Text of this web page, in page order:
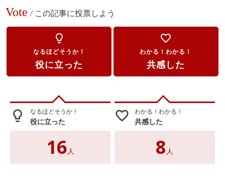
Vote / この記事に投票しよう
lightbulb_outline
なるほどそうか！
役に立った
favorite_border
わかる！わかる！
共感した
lightbulb_outline なるほどそうか！
役に立った
16人
favorite_border わかる！わかる！
共感した
8 人